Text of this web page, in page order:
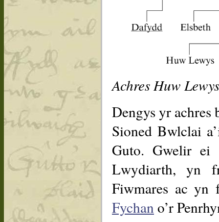
Achres Huw
Dengys yr
Sioned Bwlclai
Guto. Gwelir
Lwydiarth, yn
Fiwmares ac
Fychan o’r